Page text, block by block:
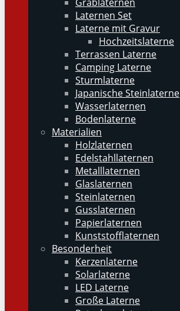
Laternen Set
Laterne mit Gravur
Hochzeitslaterne
Terrassen Laterne
Camping Laterne
Sturmlaterne
Japanische Steinlaterne
Wasserlaternen
Bodenlaterne
Materialien
Holzlaternen
Edelstahllaternen
Metalllaternen
Glaslaternen
Steinlaternen
Gusslaternen
Papierlaternen
Kunststofflaternen
Besonderheit
Kerzenlaterne
Solarlaterne
LED Laterne
Große Laterne